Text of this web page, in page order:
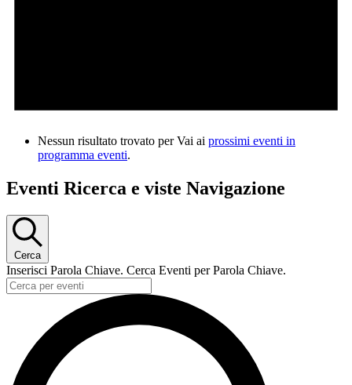
Nessun risultato trovato per Vai ai prossimi eventi in
programma eventi.
Eventi Ricerca e viste Navigazione
Cerca
Inserisci Parola Chiave. Cerca Eventi per Parola Chiave.